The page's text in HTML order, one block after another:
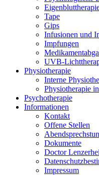
Tape
Gips
Infusionen und
Impfungen
UVB-
Physiotherapie
Interne
Physiotherapie
Psychotherapie
Informationen
Kontakt
Offene Stellen
Dokumente
Doctor
Impressum